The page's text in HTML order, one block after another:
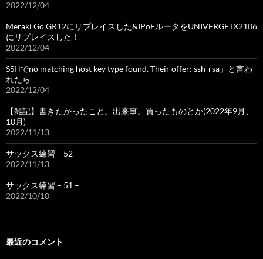
2022/12/04
Meraki Go GR12にリプレイスした&IPoEルータをUNIVERGE IX2106
にリプレイスした！
2022/12/04
SSHでno matching host key type found. Their offer: ssh-rsa」と言わ
れたら
2022/12/04
【雑記】書きたかったこと。出来事。買ったものとか(2022年9月、
10月)
2022/11/13
サックス練習 – 52 –
2022/11/13
サックス練習 – 51 –
2022/10/10
最近のコメント